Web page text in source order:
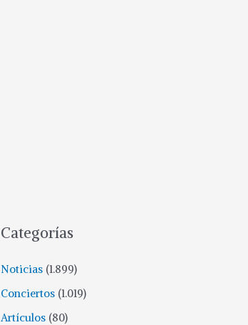
Categorías
Noticias (1.899)
Conciertos (1.019)
Artículos (80)